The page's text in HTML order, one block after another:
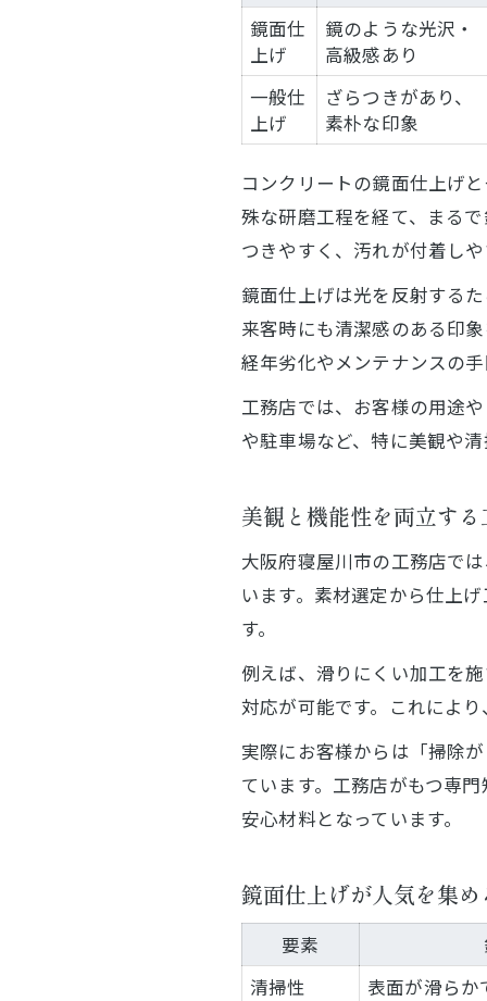
鏡面仕
上げ
鏡のような光沢・
高級感あり
一般仕
上げ
ざらつきがあり、
素朴な印象
コンクリートの鏡面仕上げ
殊な研磨工程を経て、まる
つきやすく、汚れが付着し
鏡面仕上げは光を反射する
来客時にも清潔感のある印
経年劣化やメンテナンスの
工務店では、お客様の用途
や駐車場など、特に美観や
美観と機能性を両立す
大阪府寝屋川市の工務店で
います。素材選定から仕上
す。
例えば、滑りにくい加工を
対応が可能です。これによ
実際にお客様からは「掃除
ています。工務店がもつ専
安心材料となっています。
鏡面仕上げが人気を集
要素
清掃性
表面が滑ら